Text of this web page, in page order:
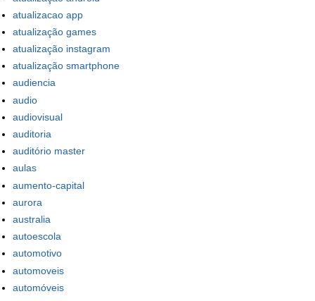
atualizacao app
atualização games
atualização instagram
atualização smartphone
audiencia
audio
audiovisual
auditoria
auditório master
aulas
aumento-capital
aurora
australia
autoescola
automotivo
automoveis
automóveis